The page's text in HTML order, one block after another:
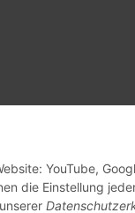
YouTube,
die Einstellung